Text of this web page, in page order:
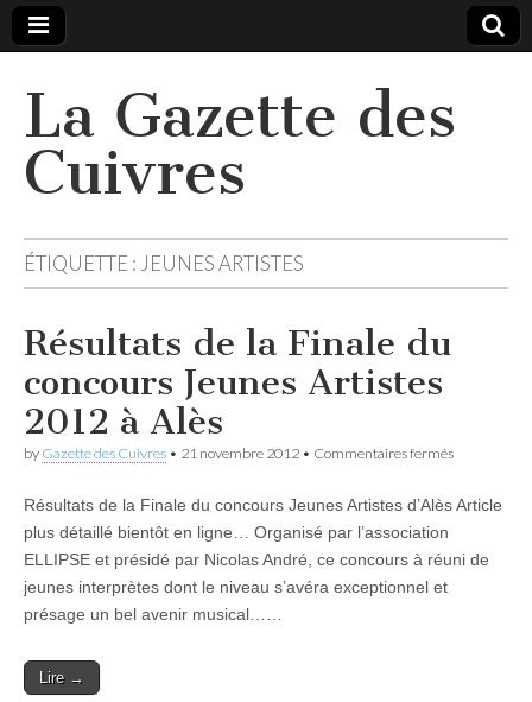
La Gazette des
Cuivres
ÉTIQUETTE : JEUNES ARTISTES
Résultats de la Finale du
concours Jeunes Artistes
2012 à Alès
by Gazette des Cuivres • 21 novembre 2012 • Commentaires ferméssur
la
concours
Résultats de la Finale du concours Jeunes Artistes d’Alès Article
plus détaillé bientôt en ligne… Organisé par l’association
ELLIPSE et présidé par Nicolas André, ce concours à réuni de
jeunes interprètes dont le niveau s’avéra exceptionnel et
présage un bel avenir musical……
Lire →